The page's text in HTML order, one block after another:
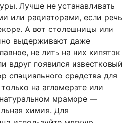
Лучше не устанавливать
или радиаторами, если речь
А вот столешницы или
выдерживают даже
не лить на них кипяток
вдруг появился известковый
специального средства для
на агломерате или
мраморе —
химия. Для